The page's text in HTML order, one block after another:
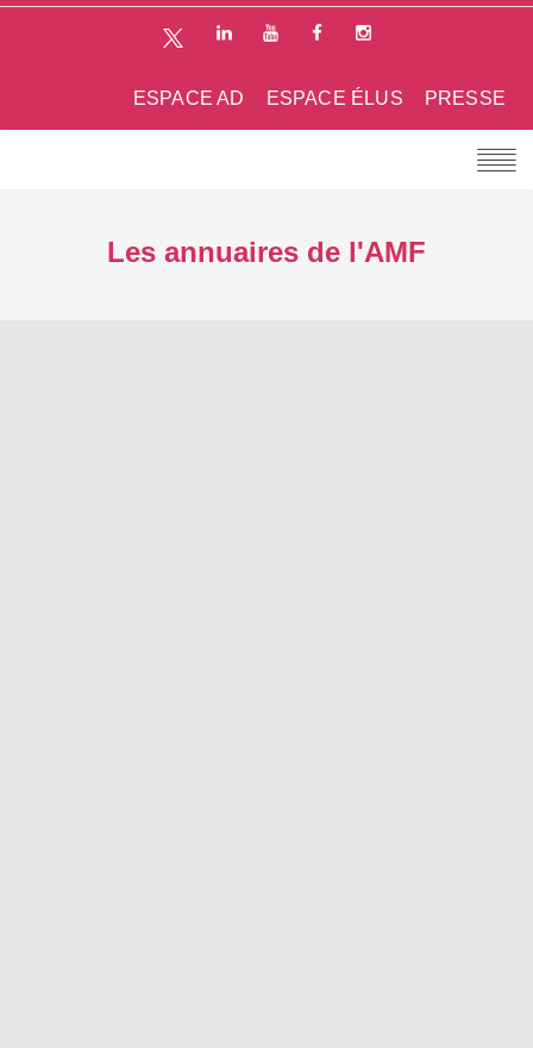
PRESSE
ESPACE ÉLUS
ESPACE AD
Les annuaires de l'AMF